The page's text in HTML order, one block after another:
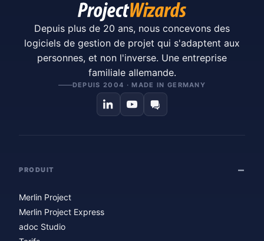
Depuis plus de 20 ans, nous concevons des
logiciels de gestion de projet qui s'adaptent aux
personnes, et non l'inverse. Une entreprise
familiale allemande.
DEPUIS 2004 · MADE IN GERMANY
PRODUIT
Merlin Project
Merlin Project Express
adoc Studio